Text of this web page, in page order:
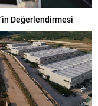
Değerlendirmesi